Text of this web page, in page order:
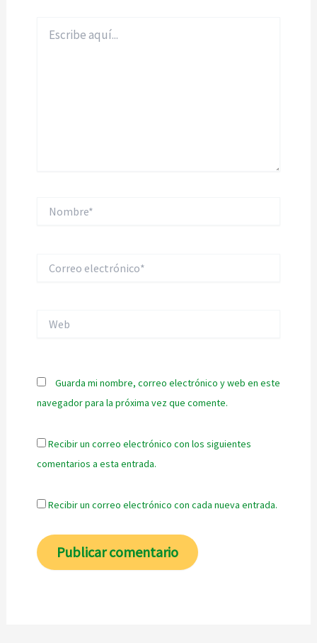
aquí...
electrónico*
Guarda mi nombre, correo electrónico y web en este
navegador para la próxima vez que comente.
Recibir un correo electrónico con los siguientes
comentarios a esta entrada.
Recibir un correo electrónico con cada nueva entrada.